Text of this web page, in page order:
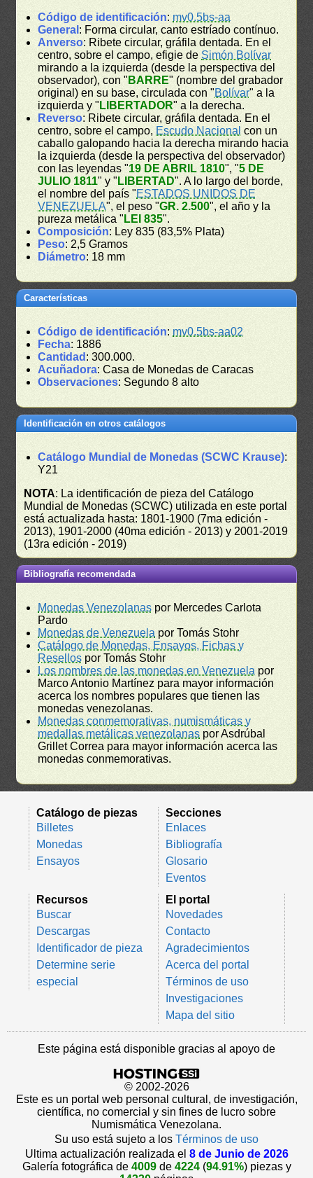
Código de identificación: mv0.5bs-aa
General : Forma circular, canto estríado contínuo.
Anverso: Ribete circular, gráfila dentada. En el
centro, sobre el campo, efigie deSimón Bolívar
mirando a la izquierda (desde la perspectiva del
observador), con " BARRE" (nombre del grabador
original) en su base, circulada con "Bolívar" a la
izquierda y " LIBERTADOR" a la derecha.
Reverso: Ribete circular, gráfila dentada. En el
centro, sobre el campo, Escudo Nacional con un
caballo galopando hacia la derecha mirando hacia
la izquierda (desde la perspectiva del observador)
con las leyendas "19 DE ABRIL 1810", "5 DE
JULIO 1811" y " LIBERTAD". A lo largo del borde,
el nombre del país "ESTADOS UNIDOS DE
VENEZUELA", el peso "GR. 2.500", el año y la
pureza metálica " LEI 835".
Composición: Ley 835 (83,5% Plata)
Peso: 2,5 Gramos
Diámetro: 18 mm
Características
Código de identificación: mv0.5bs-aa02
Fecha: 1886
Cantidad : 300.000.
Acuñadora: Casa de Monedas de Caracas
Observaciones: Segundo 8 alto
Identificación en otros catálogos
Catálogo Mundial de Monedas (SCWC Krause):
Y21
NOTA: La identificación de pieza del Catálogo
Mundial de Monedas (SCWC) utilizada en este portal
está actualizada hasta: 1801-1900 (7ma edición -
2013), 1901-2000 (40ma edición - 2013) y 2001-2019
(13ra edición - 2019)
Bibliografía recomendada
Monedas Venezolanas por Mercedes Carlota
Pardo
Monedas de Venezuela por Tomás Stohr
Catálogo de Monedas, Ensayos, Fichas y
Resellos por Tomás Stohr
Los nombres de las monedas en Venezuela por
Marco Antonio Martínez para mayor información
acerca los nombres populares que tienen las
monedas venezolanas.
Monedas conmemorativas, numismáticas y
medallas metálicas venezolanas por Asdrúbal
Grillet Correa para mayor información acerca las
monedas conmemorativas.
Catálogo de piezas
Billetes
Monedas
Ensayos
Secciones
Enlaces
Bibliografía
Glosario
Eventos
Recursos
Buscar
Descargas
Identificador de pieza
Determine serie
especial
El portal
Novedades
Contacto
Agradecimientos
Acerca del portal
Términos de uso
Investigaciones
Mapa del sitio
Este página está disponible gracias al apoyo de
© 2002-2026
Este es un portal web personal cultural, de investigación,
científica, no comercial y sin fines de lucro sobre
Numismática Venezolana.
Su uso está sujeto a los Términos de uso
Ultima actualización realizada el 8 de Junio de 2026
Galería fotográfica de 4009de 4224(94.91%) piezas y